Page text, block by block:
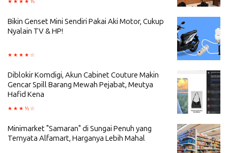
Bikin Genset Mini Sendiri Pakai Aki Motor, Cukup
Nyalain TV & HP!
Diblokir Komdigi, Akun Cabinet Couture Makin
Gencar Spill Barang Mewah Pejabat, Meutya
Hafid Kena
Minimarket "Samaran" di Sungai Penuh yang
Ternyata Alfamart, Harganya Lebih Mahal